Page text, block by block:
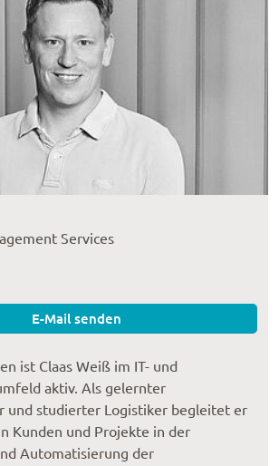
Services
E-Mail senden
ist Claas Weiß im IT- und
aktiv. Als gelernter
und studierter Logistiker begleitet er
Kunden und Projekte in der
Automatisierung der